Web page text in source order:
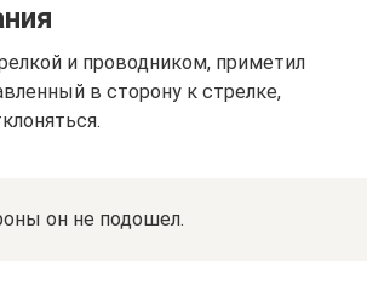
и проводником, приметил
в сторону к стрелке,
он не подошел.